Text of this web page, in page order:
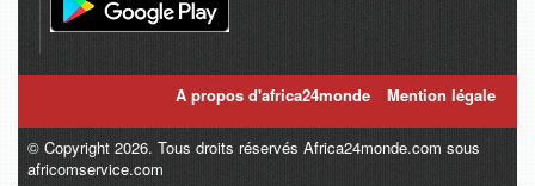
A propos d'africa24monde Mention légale
© Copyright 2026. Tous droits réservés Africa24monde.com sous
africomservice.com